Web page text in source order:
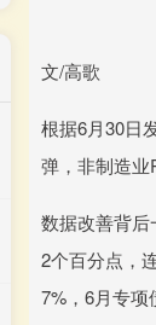
文/高歌
根据6月30日
弹，非制造业
数据改善背后
2个百分点，
7%，6月专项